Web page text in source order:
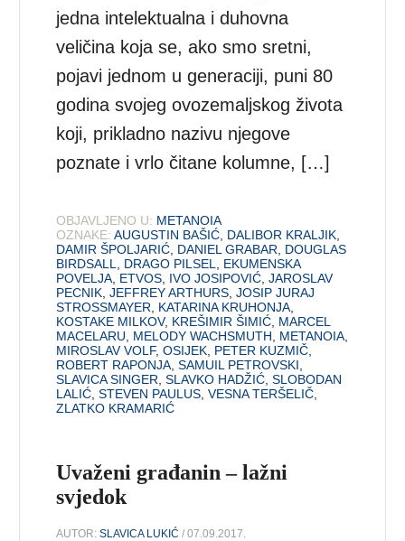
jedna intelektualna i duhovna
veličina koja se, ako smo sretni,
pojavi jednom u generaciji, puni 80
godina svojeg ovozemaljskog života
koji, prikladno nazivu njegove
poznate i vrlo čitane kolumne, […]
OBJAVLJENO U: METANOIA
OZNAKE: AUGUSTIN BAŠIĆ DALIBOR KRALJIK
DAMIR ŠPOLJARIĆ DANIEL GRABAR
DOUGLAS
BIRDSALL
DRAGO PILSEL
EKUMENSKA
POVELJA ETVOS IVO JOSIPOVIĆ ,JAROSLAV
PECNIK ,JEFFREY ARTHURS ,JOSIP JURAJ
STROSSMAYER
KATARINA KRUHONJA
KOSTAKE MILKOV, KREŠIMIR ŠIMIĆ MARCEL
MACELARU
MELODY WACHSMUTH METANOIA
MIROSLAV VOLF,OSIJEK PETER KUZMIČ
ROBERT RAPONJA ,SAMUIL PETROVSKI
SLAVICA SINGER ,SLAVKO HADŽIĆ ,SLOBODAN
LALIĆ ,STEVEN PAULUS ,VESNA TERŠELIČ
ZLATKO KRAMARIĆ
Uvaženi građanin – lažni
svjedok
AUTOR:SLAVICA LUKIĆ / 07.09.2017.